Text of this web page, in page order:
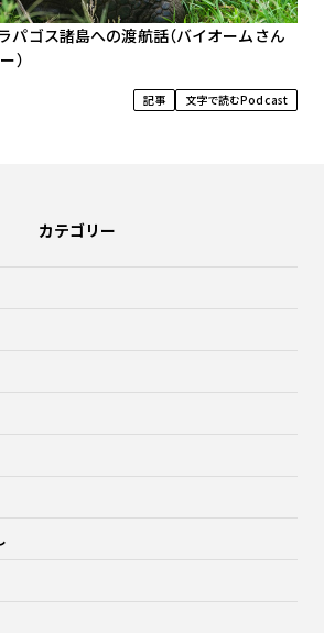
パゴス諸島への渡航話（バイオームさん
）
記事 文字で読むPodcast
カテゴリー